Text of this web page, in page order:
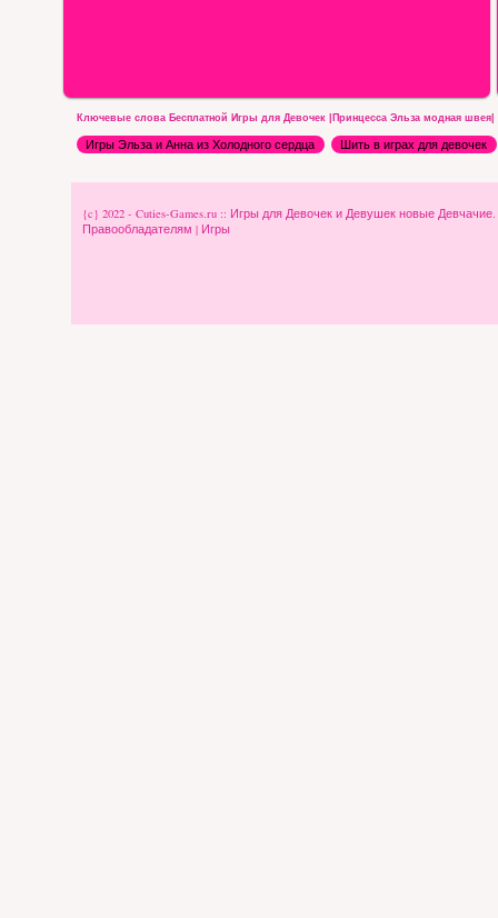
Ключевые слова Бесплатной Игры для Девочек |Принцесса Эльза модная швея|
Игры Эльза и Анна из Холодного сердца Шить в играх для девочек
{c} 2022 - Cuties-Games.ru :: Игры для Девочек и Девушек новые
Правообладателям | Игры